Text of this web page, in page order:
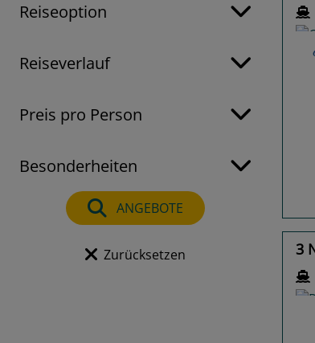
Reiseoption
Reiseverlauf
Preis pro Person
Besonderheiten
ANGEBOTE
Zurücksetzen 3